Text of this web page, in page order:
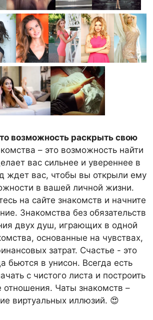
возможность раскрыть свою
– это возможность найти
вас сильнее и увереннее в
ждет вас, чтобы вы открыли ему
в вашей личной жизни.
на сайте знакомств и начните
Знакомства без обязательств
двух душ, играющих в одной
основанные на чувствах,
затрат. Счастье - это
бьются в унисон. Всегда есть
с чистого листа и построить
отношения. Чаты знакомств –
виртуальных иллюзий. 😍